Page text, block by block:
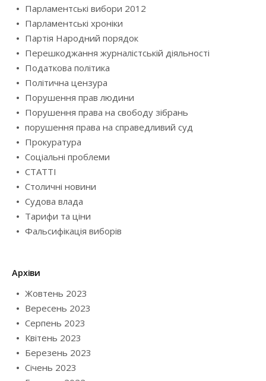
Парламентські вибори 2012
Парламентські хроніки
Партія Народний порядок
Перешкоджання журналістській діяльності
Податкова політика
Політична цензура
Порушення прав людини
Порушення права на свободу зібрань
порушення права на справедливий суд
Прокуратура
Соціальні проблеми
СТАТТІ
Столичні новини
Судова влада
Тарифи та ціни
Фальсифікація виборів
Архіви
Жовтень 2023
Вересень 2023
Серпень 2023
Квітень 2023
Березень 2023
Січень 2023